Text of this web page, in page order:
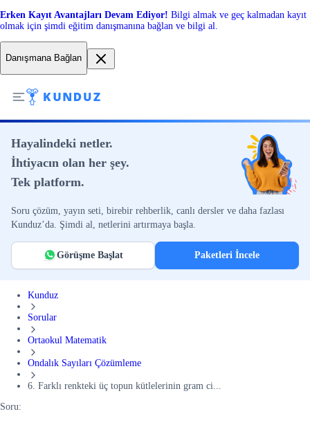
Erken Kayıt Avantajları Devam Ediyor! Bilgi almak ve geç kalmadan kayıt
olmak için şimdi eğitim danışmanına bağlan ve bilgi al.
Danışmana Bağlan
Hayalindeki netler.
İhtiyacın olan her şey.
Tek platform.
Soru çözüm, yayın seti, birebir rehberlik, canlı dersler ve daha fazlası
Kunduz’da. Şimdi al, netlerini artırmaya başla.
Görüşme Başlat Paketleri İncele
Kunduz
Sorular
Ortaokul Matematik
Ondalık Sayıları Çözümleme
6. Farklı renkteki üç topun kütlelerinin gram ci...
Soru: